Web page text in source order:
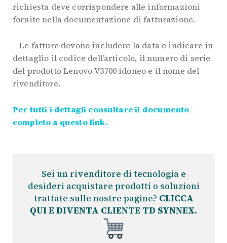
richiesta deve corrispondere alle informazioni
fornite nella documentazione di fatturazione.
– Le fatture devono includere la data e indicare in
dettaglio il codice dell’articolo, il numero di serie
del prodotto Lenovo V3700 idoneo e il nome del
rivenditore.
Per tutti i dettagli consultare il documento
completo a questo link.
Sei un rivenditore di tecnologia e
desideri acquistare prodotti o soluzioni
trattate sulle nostre pagine? CLICCA
QUI E DIVENTA CLIENTE TD SYNNEX.